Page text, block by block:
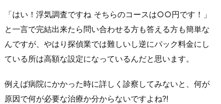
「はい！浮気調査ですね そちらのコースは○○円です！」
と一言で完結出来たら問い合わせる方も答える方も簡単な
んですが、やはり探偵業では難しいし逆にパック料金にし
ている所は高額な設定になっているんだと思います。
例えば病院にかかった時に詳しく診察してみないと、何が
原因で何が必要な治療か分からないですよね?!